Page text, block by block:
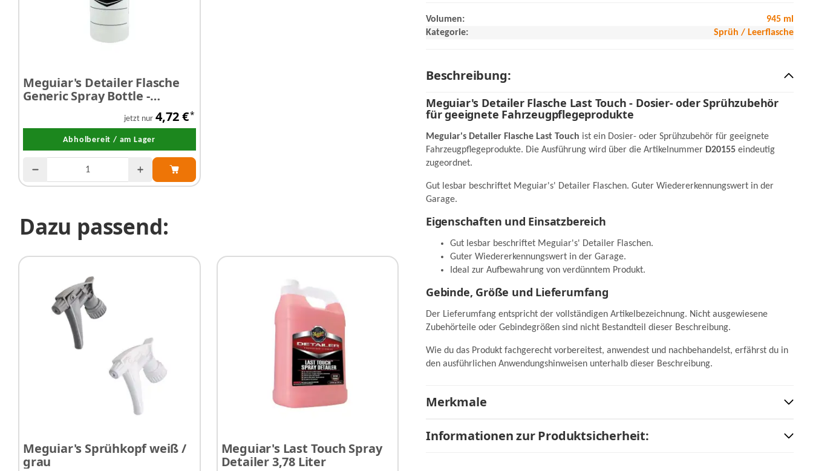
Meguiar's Detailer Flasche
Generic Spray Bottle -
jetzt nur 4,72 €*
Abholbereit / am Lager
Dazu passend:
Meguiar's Sprühkopf weiß /
grau
Meguiar's Last Touch Spray
Detailer 3,78 Liter
Volumen:
945 ml
Kategorie:
Sprüh / Leerflasche
Beschreibung:
Meguiar's Detailer Flasche Last Touch - Dosier- oder Sprühzubehör
für geeignete Fahrzeugpflegeprodukte
Meguiar's Detailer Flasche Last Touch ist ein Dosier- oder Sprühzubehör für geeignete
Fahrzeugpflegeprodukte. Die Ausführung wird über die Artikelnummer D20155 eindeutig
zugeordnet.
Gut lesbar beschriftet Meguiar's' Detailer Flaschen. Guter Wiedererkennungswert in der
Garage.
Eigenschaften und Einsatzbereich
Gut lesbar beschriftet Meguiar's' Detailer Flaschen.
Guter Wiedererkennungswert in der Garage.
Ideal zur Aufbewahrung von verdünntem Produkt.
Gebinde, Größe und Lieferumfang
Der Lieferumfang entspricht der vollständigen Artikelbezeichnung. Nicht ausgewiesene
Zubehörteile oder Gebindegrößen sind nicht Bestandteil dieser Beschreibung.
Wie du das Produkt fachgerecht vorbereitest, anwendest und nachbehandelst, erfährst du in
den ausführlichen Anwendungshinweisen unterhalb dieser Beschreibung.
Merkmale
Informationen zur Produktsicherheit: